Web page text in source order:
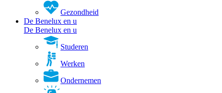
Gezondheid
De Benelux en u
De Benelux en u
Studeren
Werken
Ondernemen